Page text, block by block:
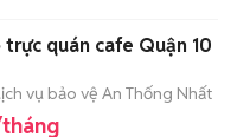
quán cafe Quận 10
vụ bảo vệ An Thống Nhất